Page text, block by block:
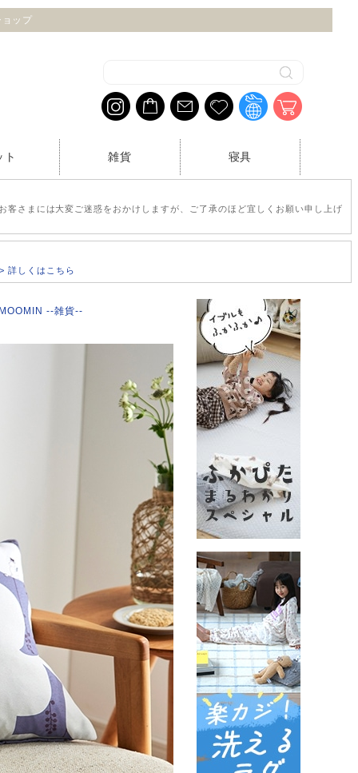
ップ
ト 雑貨 寝具
さまには大変ご迷惑をおかけしますが、ご了承のほど宜しくお願い申し上げ
詳しくはこちら
--雑貨--